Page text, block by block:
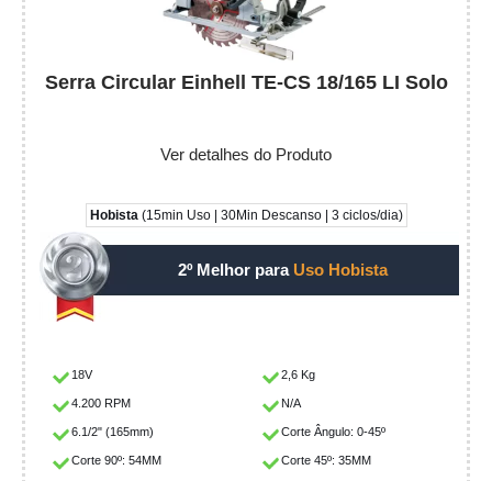
Serra Circular Einhell TE-CS 18/165 LI Solo
Ver detalhes do Produto
Hobista(15min Uso | 30Min Descanso | 3 ciclos/dia)
2º Melhor para Uso Hobista
18V 2,6 Kg
4.200 RPM N/A
6.1/2" (165mm) Corte Ângulo: 0-45º
Corte 90º: 54MM Corte 45º: 35MM